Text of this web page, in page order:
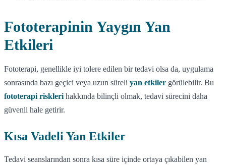
Fototerapinin Yaygın Yan
Etkileri
Fototerapi, genellikle iyi tolere edilen bir tedavi olsa da, uygulama
sonrasında bazı geçici veya uzun süreli yan etkiler görülebilir. Bu
fototerapi riskleri hakkında bilinçli olmak, tedavi sürecini daha
güvenli hale getirir.
Kısa Vadeli Yan Etkiler
Tedavi seanslarından sonra kısa süre içinde ortaya çıkabilen yan